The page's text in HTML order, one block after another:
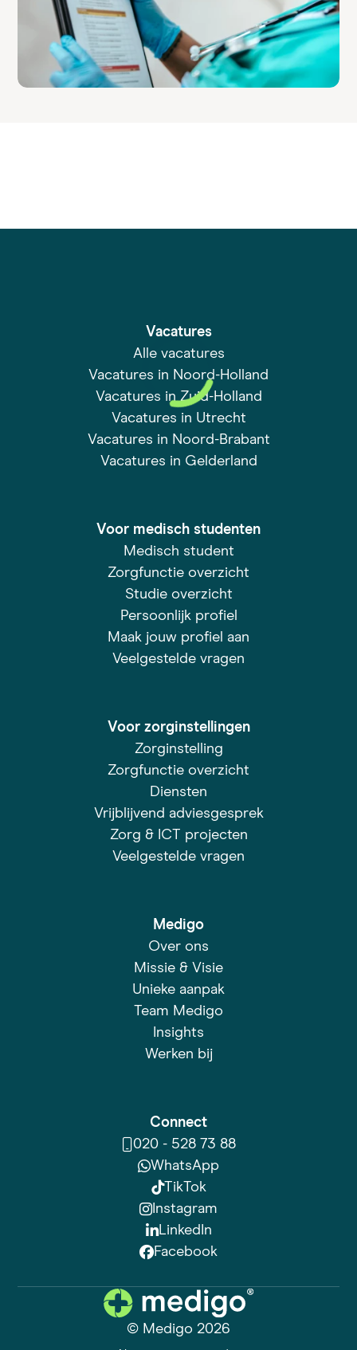
Vacatures
Alle vacatures
Vacatures in Noord-Holland
Vacatures in Zuid-Holland
Vacatures in Utrecht
Vacatures in Noord-Brabant
Vacatures in Gelderland
Voor medisch studenten
Medisch student
Zorgfunctie overzicht
Studie overzicht
Persoonlijk profiel
Maak jouw profiel aan
Veelgestelde vragen
Voor zorginstellingen
Zorginstelling
Zorgfunctie overzicht
Diensten
Vrijblijvend adviesgesprek
Zorg & ICT projecten
Veelgestelde vragen
Medigo
Over ons
Missie & Visie
Unieke aanpak
Team Medigo
Insights
Werken bij
Connect
020 - 528 73 88
WhatsApp
TikTok
Instagram
LinkedIn
Facebook
© Medigo 2026